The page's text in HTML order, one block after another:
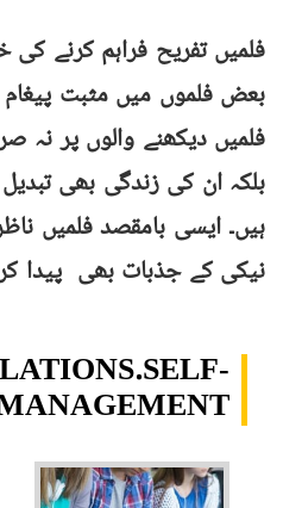
فلمیں تفریح فراہم کرنے کی
بعض فلموں میں مثبت پیغام
فلمیں دیکھنے والوں پر نہ
بلکہ ان کی زندگی بھی
ہیں۔ ایسی بامقصد فلمیں
نیکی کے جذبات بھی پیدا